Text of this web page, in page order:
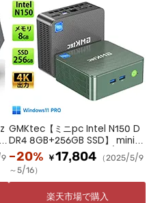
GMKtec【ミニpc Intel N150 D
DR4 8GB+256GB SSD】 mini p
c Windows11 Pro 4コア/4スレ
ッド 最大周波数3.6GHz WIFI6/B
T5.2 TDP6W 小型 M.2 2280 NV
MePCIe3.0 ミニパソコン 2.5G
-20% ￥17,804 （2025/5/9
～5/16）
楽天市場で購入